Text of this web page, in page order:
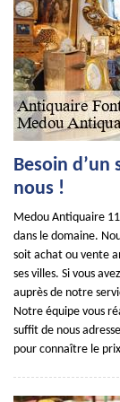
Besoin d’un
nous !
Medou Antiquaire
dans le domaine.
soit achat ou vente
ses villes. Si vous
auprès de notre
Notre équipe vous
suffit de nous
pour connaître le